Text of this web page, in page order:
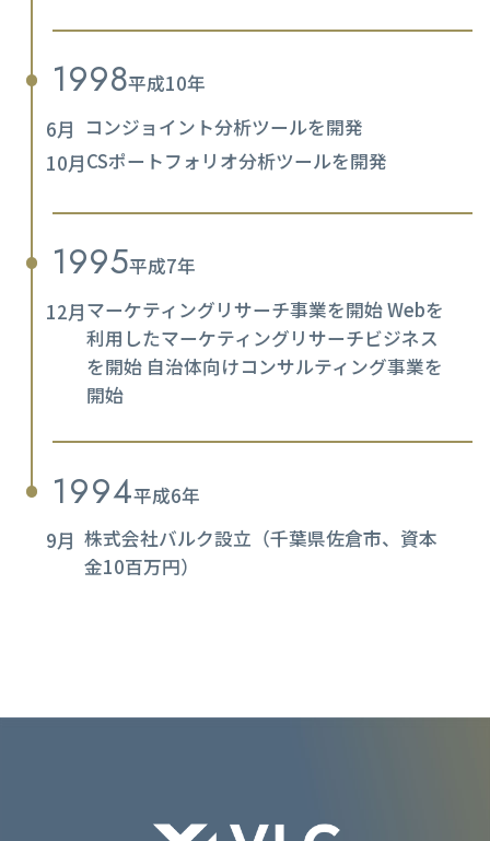
1998平成10年
6月 コンジョイント分析ツールを開発
10月CSポートフォリオ分析ツールを開発
1995平成7年
12月マーケティングリサーチ事業を開始 Webを
利用したマーケティングリサーチビジネス
を開始 自治体向けコンサルティング事業を
開始
1994平成6年
9月 株式会社バルク設立（千葉県佐倉市、資本
金10百万円）